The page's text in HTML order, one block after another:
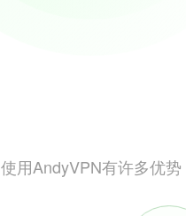
使用AndyVPN有许多优